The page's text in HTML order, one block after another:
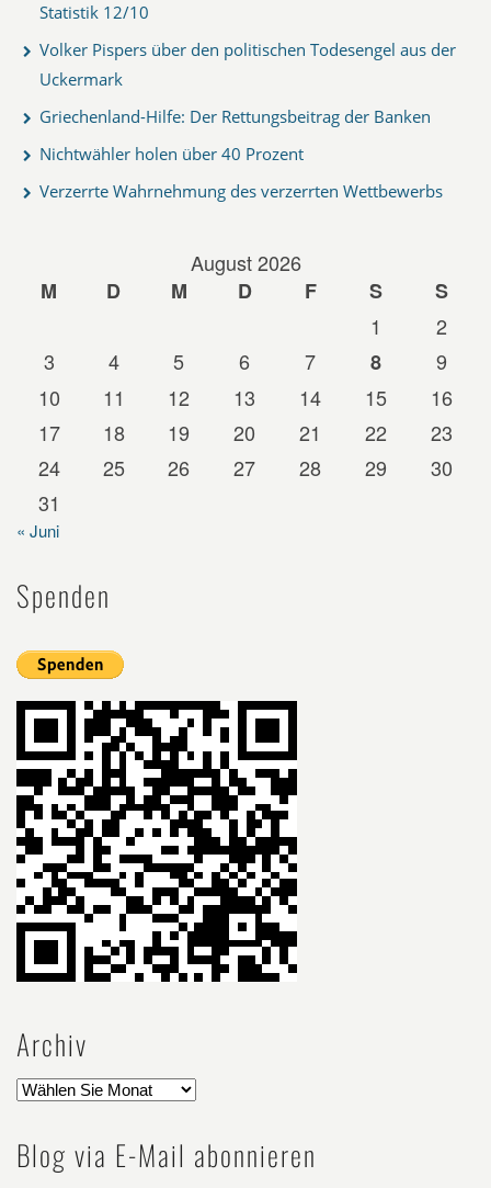
Statistik 12/10
Volker Pispers über den politischen Todesengel aus der
Uckermark
Griechenland-Hilfe: Der Rettungsbeitrag der Banken
Nichtwähler holen über 40 Prozent
Verzerrte Wahrnehmung des verzerrten Wettbewerbs
August 2026
M
D M D F S
S
1
2
3
4 5 6 7 8
9
10
11 12 13 14 15
16
17
18 19 20 21 22
23
24
25 26 27 28 29
30
31
« Juni
Spenden
Archiv
Blog via E-Mail abonnieren